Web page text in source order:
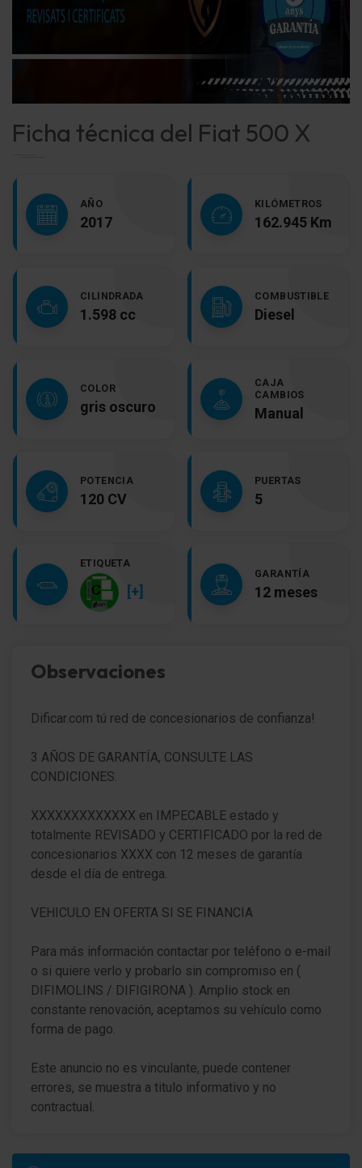
Ficha técnica del Fiat 500 X
AÑO
2017
KILÓMETROS
162.945 Km
CILINDRADA
1.598 cc
COMBUSTIBLE
Diesel
COLOR
gris oscuro
CAJA
CAMBIOS
Manual
POTENCIA
120 CV
PUERTAS
5
ETIQUETA
[+]
GARANTÍA
12 meses
Observaciones
Dificar.com tú red de concesionarios de confianza!
3 AÑOS DE GARANTÍA, CONSULTE LAS
CONDICIONES.
XXXXXXXXXXXXX en IMPECABLE estado y
totalmente REVISADO y CERTIFICADO por la red de
concesionarios XXXX con 12 meses de garantía
desde el día de entrega.
VEHICULO EN OFERTA SI SE FINANCIA
Para más información contactar por teléfono o e-mail
o si quiere verlo y probarlo sin compromiso en (
DIFIMOLINS / DIFIGIRONA ). Amplio stock en
constante renovación, aceptamos su vehículo como
forma de pago.
Este anuncio no es vinculante, puede contener
errores, se muestra a titulo informativo y no
contractual.